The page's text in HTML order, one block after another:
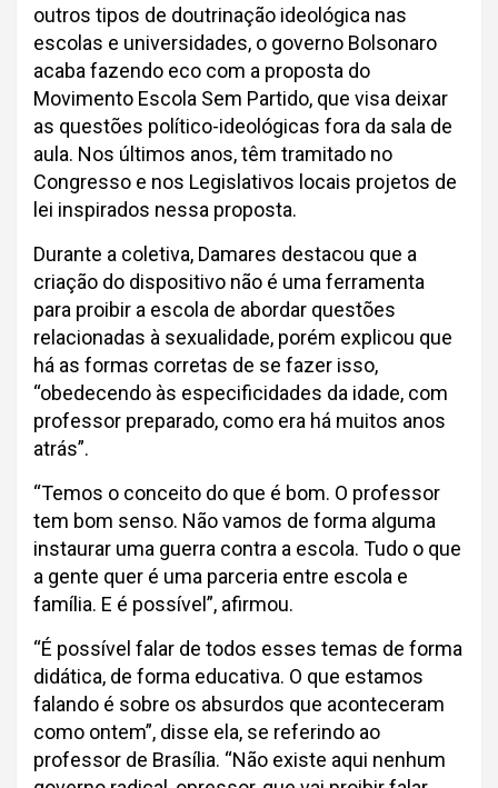
outros tipos de doutrinação ideológica nas
escolas e universidades, o governo Bolsonaro
acaba fazendo eco com a proposta do
Movimento Escola Sem Partido, que visa deixar
as questões político-ideológicas fora da sala de
aula. Nos últimos anos, têm tramitado no
Congresso e nos Legislativos locais projetos de
lei inspirados nessa proposta.
Durante a coletiva, Damares destacou que a
criação do dispositivo não é uma ferramenta
para proibir a escola de abordar questões
relacionadas à sexualidade, porém explicou que
há as formas corretas de se fazer isso,
“obedecendo às especificidades da idade, com
professor preparado, como era há muitos anos
atrás”.
“Temos o conceito do que é bom. O professor
tem bom senso. Não vamos de forma alguma
instaurar uma guerra contra a escola. Tudo o que
a gente quer é uma parceria entre escola e
família. E é possível”, afirmou.
“É possível falar de todos esses temas de forma
didática, de forma educativa. O que estamos
falando é sobre os absurdos que aconteceram
como ontem”, disse ela, se referindo ao
professor de Brasília. “Não existe aqui nenhum